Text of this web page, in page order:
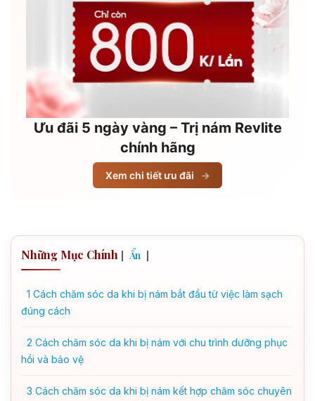
Ưu đãi 5 ngày vàng – Trị nám Revlite
chính hãng
Xem chi tiết ưu đãi →
Những Mục Chính [ Ẩn ]
1 Cách chăm sóc da khi bị nám bắt đầu từ việc làm sạch
đúng cách
2 Cách chăm sóc da khi bị nám với chu trình dưỡng phục
hồi và bảo vệ
3 Cách chăm sóc da khi bị nám kết hợp chăm sóc chuyên